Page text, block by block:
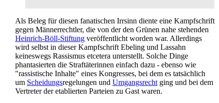
Als Beleg für diesen fanatischen Irrsinn diente eine Kampfschrift
gegen Männer­rechtler, die von der den Grünen nahe stehenden
Heinrich-Böll-Stiftung veröffentlicht worden war. Allerdings
wird selbst in dieser Kampfschrift Ebeling und Lassahn
keineswegs Rassismus etcetera unterstellt. Solche Dinge
phantasierten die Straf­täterinnen einfach dazu - ebenso wie
"rassistische Inhalte" eines Kongresses, bei dem es tatsächlich
um Scheidungs­regelungen und Umgangsrecht ging und bei dem
Vertreter der etablierten Parteien zu Gast waren.